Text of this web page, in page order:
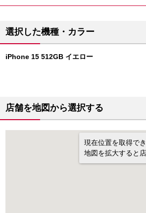
選択した機種・カラー
iPhone 15 512GB イエロー
店舗を地図から選択する
現在位置を取得で
地図を拡大すると